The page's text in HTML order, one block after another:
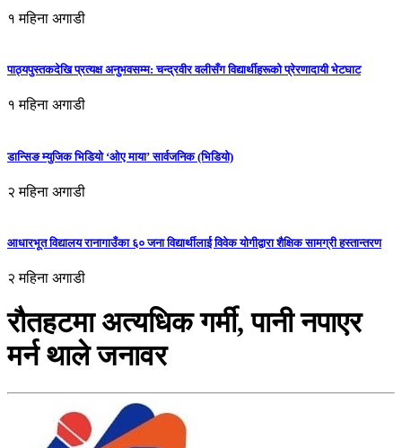
१ महिना अगाडी
पाठ्यपुस्तकदेखि प्रत्यक्ष अनुभवसम्म: चन्द्रवीर वलीसँग विद्यार्थीहरूको प्रेरणादायी भेटघाट
१ महिना अगाडी
डान्सिङ म्युजिक भिडियो ‘ओए माया’ सार्वजनिक (भिडियो)
२ महिना अगाडी
आधारभूत विद्यालय रानागाउँका ६० जना विद्यार्थीलाई विवेक योगीद्वारा शैक्षिक सामग्री हस्तान्तरण
२ महिना अगाडी
रौतहटमा अत्यधिक गर्मी, पानी नपाएर
मर्न थाले जनावर